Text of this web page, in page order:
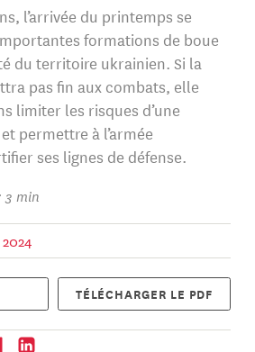
l’arrivée du printemps se
formations de boue
du territoire ukrainien. Si la
pas fin aux combats, elle
limiter les risques d’une
permettre à l’armée
ses lignes de défense.
3 min
TÉLÉCHARGER LE PDF